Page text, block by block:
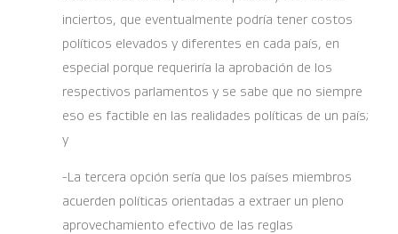
inciertos, que eventualmente podría tener costos
políticos elevados y diferentes en cada país, en
especial porque requeriría la aprobación de los
respectivos parlamentos y se sabe que no siempre
eso es factible en las realidades políticas de un país;
y
-La tercera opción sería que los países miembros
acuerden políticas orientadas a extraer un pleno
aprovechamiento efectivo de las reglas